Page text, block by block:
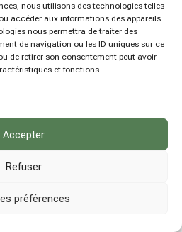
nous utilisons des technologies telles
accéder aux informations des appareils.
nous permettra de traiter des
de navigation ou les ID uniques sur ce
de retirer son consentement peut avoir
et fonctions.
Accepter
Refuser
préférences
trail
Mar 2024| Belgique,Outdoor,
Hansen - BE0780914237